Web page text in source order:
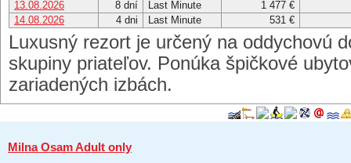
13.08.2026
8 dní Last Minute
1 477 €
14.08.2026
4 dni Last Minute 531 €
Luxusný rezort je určený na oddychovú
skupiny priateľov. Ponúka špičkové
zariadených izbách.
Milna Osam Adult only